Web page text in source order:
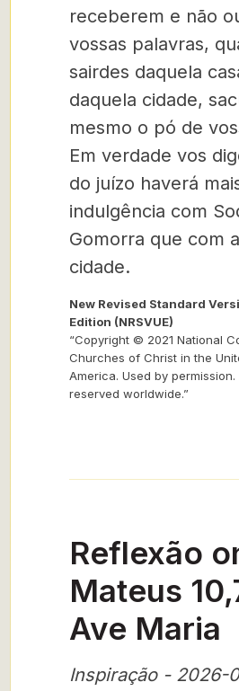
receberem e não
vossas palavras,
sairdes daquela
daquela cidade,
mesmo o pó de
Em verdade vos
do juízo haverá
indulgência com
Gomorra que com
cidade.
New Revised Standard
Edition (NRSVUE)
“Copyright © 2021 National
Churches of Christ in the
America. Used by permission.
reserved worldwide.”
Reflexão
Mateus
Ave Maria
Inspiração - 2026-